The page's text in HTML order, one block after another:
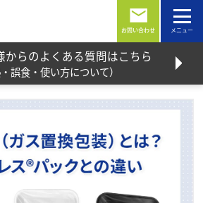
お問い合わせ
からのよくある質問はこちら
・誤食・使い方について）